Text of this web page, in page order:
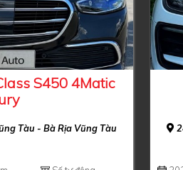
S450 4Matic
Tàu - Bà Rịa Vũng Tàu